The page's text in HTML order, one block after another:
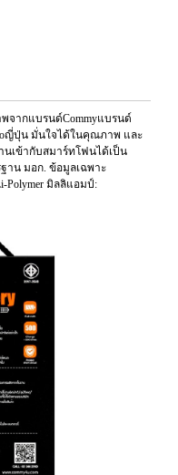
จากแบรนด์Commyแบรนด์
ญี่ปุ่น มั่นใจได้ในคุณภาพ และ
เข้ากับสมาร์ทโฟนได้เป็น
าน มอก. ข้อมูลเฉพาะ
Polymer มิลลิแอมป์: